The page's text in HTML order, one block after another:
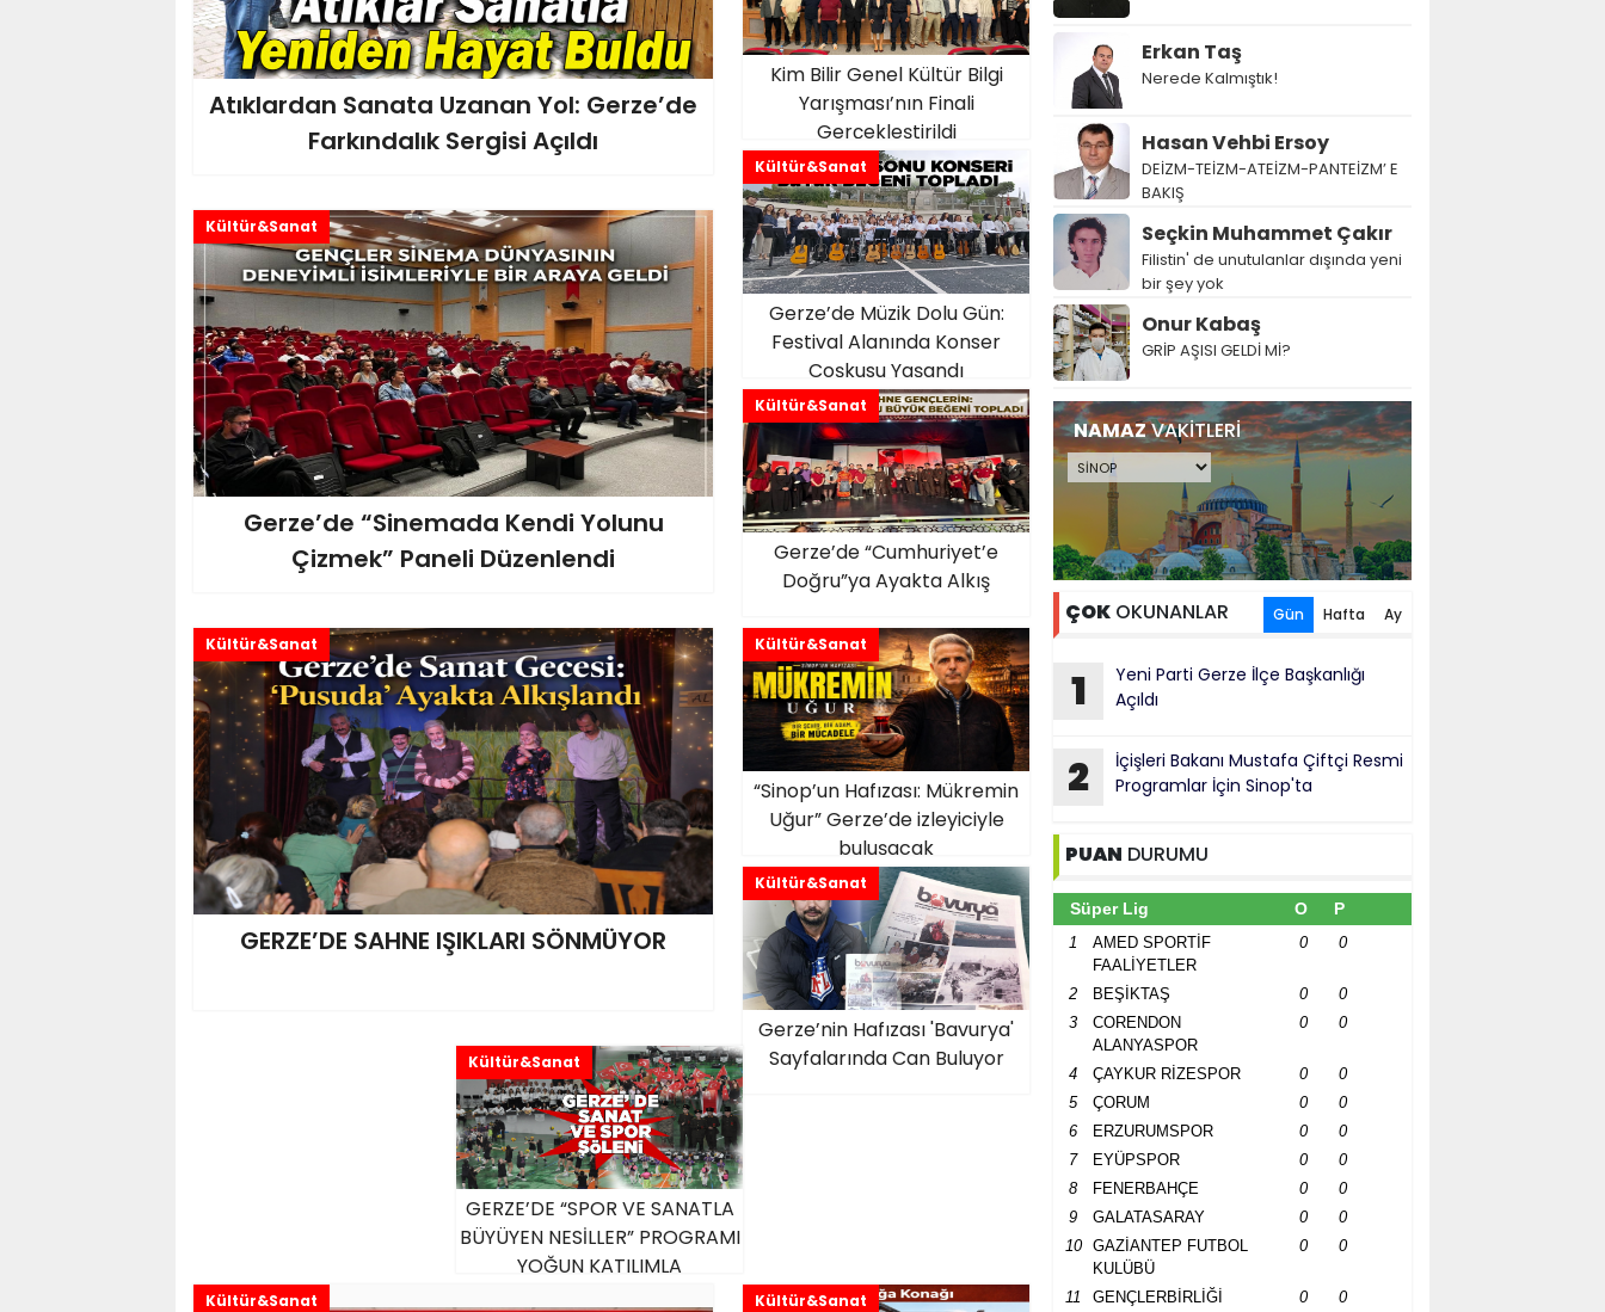
Atıklardan Sanata Uzanan Yol: Gerze’de
Farkındalık Sergisi Açıldı
Kim Bilir Genel Kültür Bilgi
Yarışması’nın Finali
Gerçekleştirildi
Kültür&Sanat
Gerze’de Müzik Dolu Gün:
Festival Alanında Konser
Coşkusu Yaşandı
Kültür&Sanat
Gerze’de “Sinemada Kendi Yolunu
Çizmek” Paneli Düzenlendi
Kültür&Sanat
Gerze’de “Cumhuriyet’e
Doğru”ya Ayakta Alkış
Kültür&Sanat
“Sinop’un Hafızası: Mükremin
Uğur” Gerze’de izleyiciyle
buluşacak
Kültür&Sanat
GERZE’DE SAHNE IŞIKLARI SÖNMÜYOR
Kültür&Sanat
Gerze’nin Hafızası 'Bavurya'
Sayfalarında Can Buluyor
Kültür&Sanat
GERZE’DE “SPOR VE SANATLA
BÜYÜYEN NESİLLER” PROGRAMI
YOĞUN KATILIMLA
Kültür&Sanat Kültür&Sanat
Erkan Taş
Nerede Kalmıştık!
Hasan Vehbi Ersoy
DEİZM-TEİZM-ATEİZM-PANTEİZM’ E
BAKIŞ
Seçkin Muhammet Çakır
Filistin' de unutulanlar dışında yeni
bir şey yok
Onur Kabaş
GRİP AŞISI GELDİ Mİ?
NAMAZVAKİTLERİ
ÇOK OKUNANLAR Gün Hafta Ay
1
Yeni Parti Gerze İlçe Başkanlığı
Açıldı
2
İçişleri Bakanı Mustafa Çiftçi Resmi
Programlar İçin Sinop'ta
PUAN DURUMU
Süper Lig O P
1
AMED SPORTİF
FAALİYETLER
0 0
2 BEŞİKTAŞ 0
0
3
CORENDON
ALANYASPOR
0 0
4 ÇAYKUR RİZESPOR 0
0
5
ÇORUM 0
0
6
ERZURUMSPOR 0
0
7
EYÜPSPOR 0
0
8
FENERBAHÇE 0
0
9
GALATASARAY 0
0
10
GAZİANTEP FUTBOL
KULÜBÜ
0 0
11 GENÇLERBİRLİĞİ 0
0